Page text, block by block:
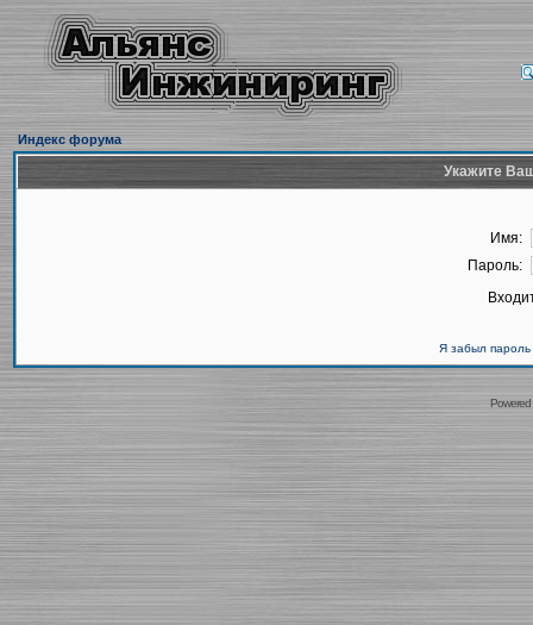
Индекс форума
Укажите
Имя:
Пароль:
Я забыл пароль